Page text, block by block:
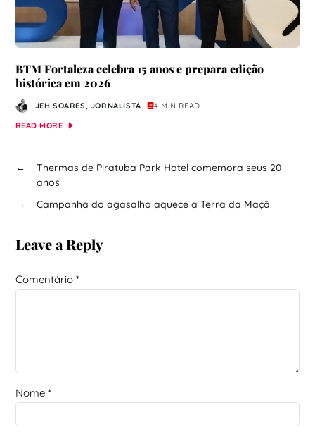
BTM Fortaleza celebra 15 anos e prepara edição
histórica em 2026
JEH SOARES, JORNALISTA
4 MIN READ
READ MORE
←
Thermas de Piratuba Park Hotel comemora seus 20
anos
→
Campanha do agasalho aquece a Terra da Maçã
Leave a Reply
Comentário *
Nome *